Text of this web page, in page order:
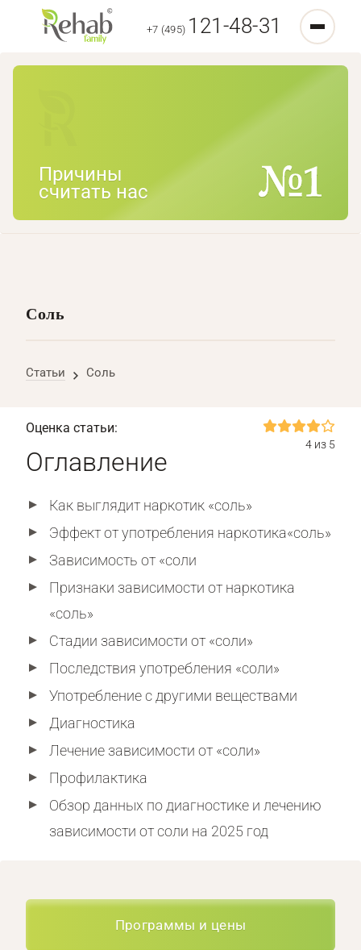
+7 (495) 121-48-31
Причины
считать нас
Соль
Статьи Соль
Оценка статьи:
4 из 5
Оглавление
Как выглядит наркотик «соль»
Эффект от употребления наркотика«соль»
Зависимость от «соли
Признаки зависимости от наркотика
«соль»
Стадии зависимости от «соли»
Последствия употребления «соли»
Употребление с другими веществами
Диагностика
Лечение зависимости от «соли»
Профилактика
Обзор данных по диагностике и лечению
зависимости от соли на 2025 год
Программы и цены